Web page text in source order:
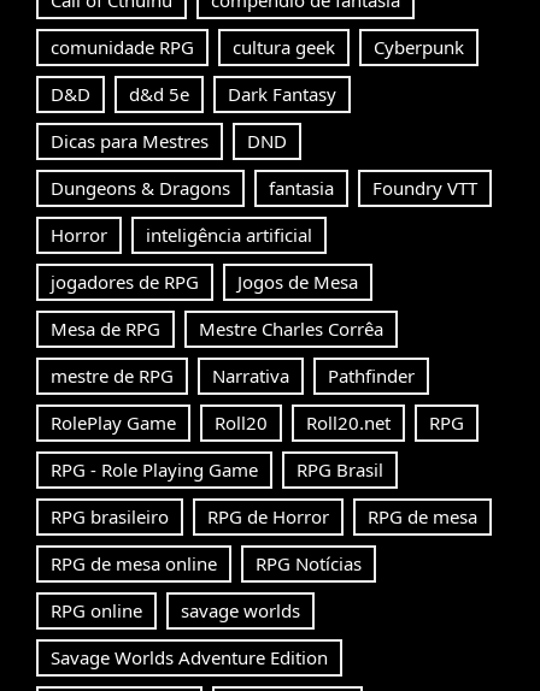
comunidade RPG
cultura geek
Cyberpunk
D&D
d&d 5e
Dark Fantasy
Dicas para Mestres
DND
Dungeons & Dragons
fantasia
Foundry VTT
Horror
inteligência artificial
jogadores de RPG
Jogos de Mesa
Mesa de RPG
Mestre Charles Corrêa
mestre de RPG
Narrativa
Pathfinder
RolePlay Game
Roll20 Roll20.net
RPG
RPG - Role Playing Game
RPG Brasil
RPG brasileiro
RPG de Horror
RPG de mesa
RPG de mesa online
RPG Notícias
RPG online
savage worlds
Savage Worlds Adventure Edition